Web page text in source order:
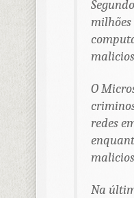
O
redes
Na